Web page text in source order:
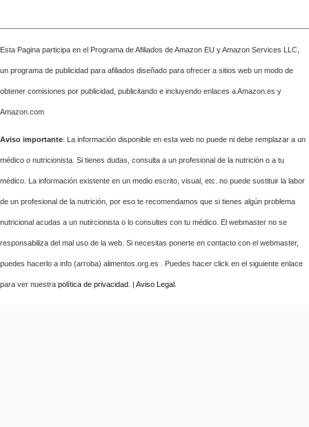
Esta Pagina participa en el Programa de Afiliados de Amazon EU y Amazon Services LLC,
un programa de publicidad para afiliados diseñado para ofrecer a sitios web un modo de
obtener comisiones por publicidad, publicitando e incluyendo enlaces a Amazon.es y
Amazon.com
Aviso importante: La información disponible en esta web no puede ni debe remplazar a un
médico o nutricionista. Si tienes dudas, consulta a un profesional de la nutrición o a tu
médico. La información existente en un medio escrito, visual, etc. no puede sustituir la labor
de un profesional de la nutrición, por eso te recomendamos que si tienes algún problema
nutricional acudas a un nutircionista o lo consultes con tu médico. El webmaster no se
responsabiliza del mal uso de la web. Si necesitas ponerte en contacto con el webmaster,
puedes hacerlo a info (arroba) alimentos.org.es . Puedes hacer click en el siguiente enlace
para ver nuestra política de privacidad . | Aviso Legal